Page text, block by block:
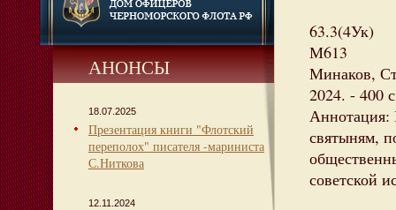
АНОНСЫ
18.07.2025
Презентация книги "Флотский
переполох" писателя -мариниста
С.Ниткова
12.11.2024
63.3(4Ук)
М613
Минаков,
2024. - 400
Аннотация:
святыням,
советской